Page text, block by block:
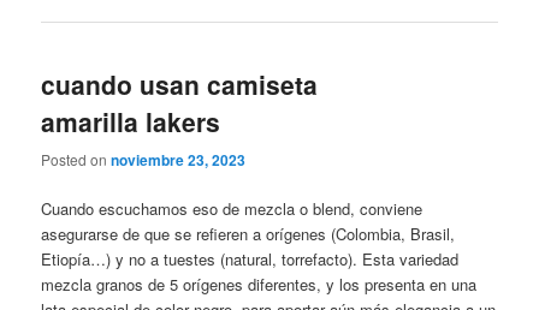
cuando usan camiseta
amarilla lakers
Posted onnoviembre 23, 2023
Cuando escuchamos eso de mezcla o blend, conviene
asegurarse de que se refieren a orígenes (Colombia, Brasil,
Etiopía…) y no a tuestes (natural, torrefacto). Esta variedad
mezcla granos de 5 orígenes diferentes, y los presenta en una